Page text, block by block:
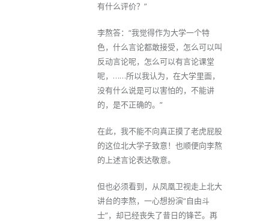
有什么评价？”
李熬答：“我觉得作为大学一个特
色，什么言论都敢接受，怎么可以叫
反动言论呢，怎么可以有言论课堂
呢，……所以我认为，在大学里面，
没有什么说是可以害怕的，不能讲
的，是不正确的。”
在此，我不能不向真正摸了老虎屁股
的这位北大学子致意！也顺便向李熬
的上述言论表达敬意。
但也必须看到，从凤凰卫视走上北大
讲台的李熬，一心想扮演“自由斗
士”，却已经丧失了昔日的锋芒。再